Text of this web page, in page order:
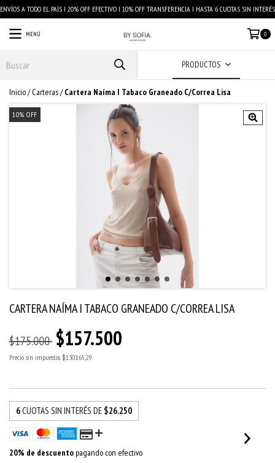
ENVÍOS A TODO EL PAÍS I 20% OFF EFECTIVO I 10% OFF TRANSFERENCIA I HASTA 6 CUOTAS SIN INTERÉS
MENÚ 0
PRODUCTOS
Inicio/ Carteras/ Cartera Naíma I Tabaco Graneado C/Correa Lisa
10% OFF
CARTERA NAÍMA I TABACO GRANEADO C/CORREA LISA
$175.000 $157.500
Precio sin impuestos $130.165,29
6CUOTAS SIN INTERÉS DE $26.250
20% de descuentopagando con efectivo